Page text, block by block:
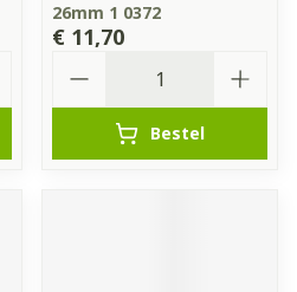
26mm 1 0372
€ 11,70
Bestel